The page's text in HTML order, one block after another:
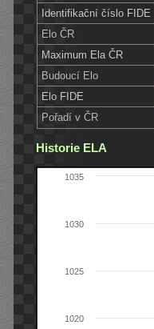
Identifikační číslo FIDE
Elo ČR
Maximum Ela ČR
Budoucí Elo
Elo FIDE
Pořadí v ČR
Historie ELA
1020
1025
1030
1035